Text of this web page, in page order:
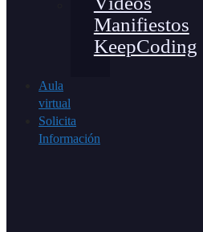
Manifiestos
KeepCoding
Aula
virtual
Solicita
Información